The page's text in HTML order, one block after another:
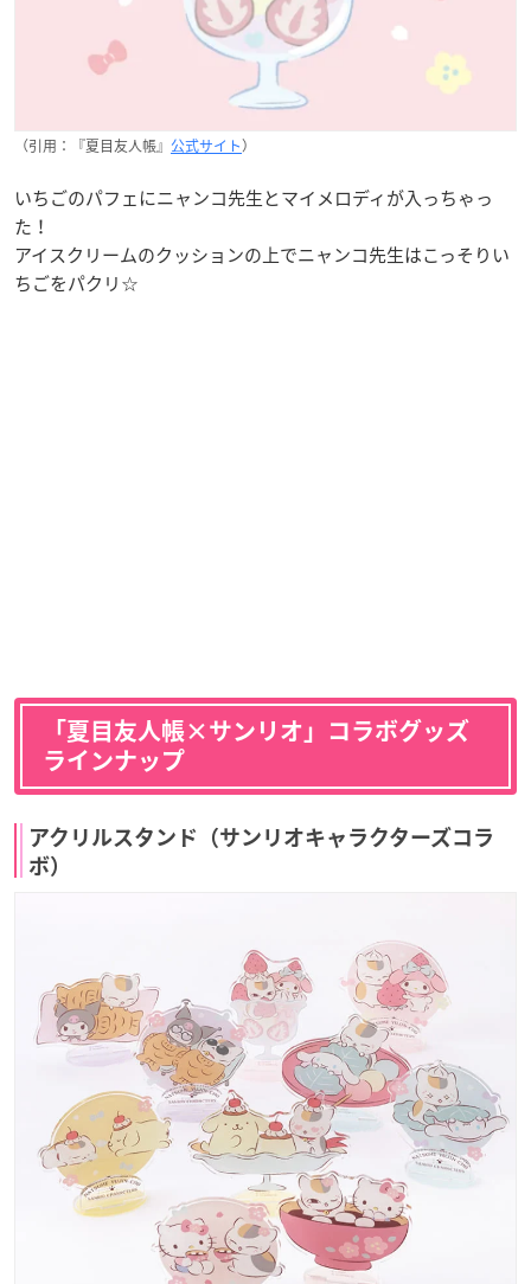
（引用：『夏目友人帳』 公式サイト）
いちごのパフェにニャンコ先生とマイメロディが入っちゃっ
た！
アイスクリームのクッションの上でニャンコ先生はこっそりい
ちごをパクリ☆
「夏目友人帳×サンリオ」コラボグッズ
ラインナップ
アクリルスタンド（サンリオキャラクターズコラ
ボ）